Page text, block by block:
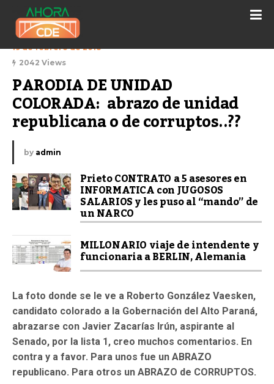
19 de febrero de 2018
2042 Views
PARODIA DE UNIDAD
COLORADA:  abrazo de unidad
republicana o de corruptos..??
by admin
Prieto CONTRATO a 5 asesores en
INFORMATICA con JUGOSOS
SALARIOS y les puso al “mando” de
un NARCO
MILLONARIO viaje de intendente y
funcionaria a BERLIN, Alemania
La foto donde se le ve a Roberto González Vaesken,
candidato colorado a la Gobernación del Alto Paraná,
abrazarse con Javier Zacarías Irún, aspirante al
Senado, por la lista 1, creo muchos comentarios. En
contra y a favor. Para unos fue un ABRAZO
republicano. Para otros un ABRAZO de CORRUPTOS.